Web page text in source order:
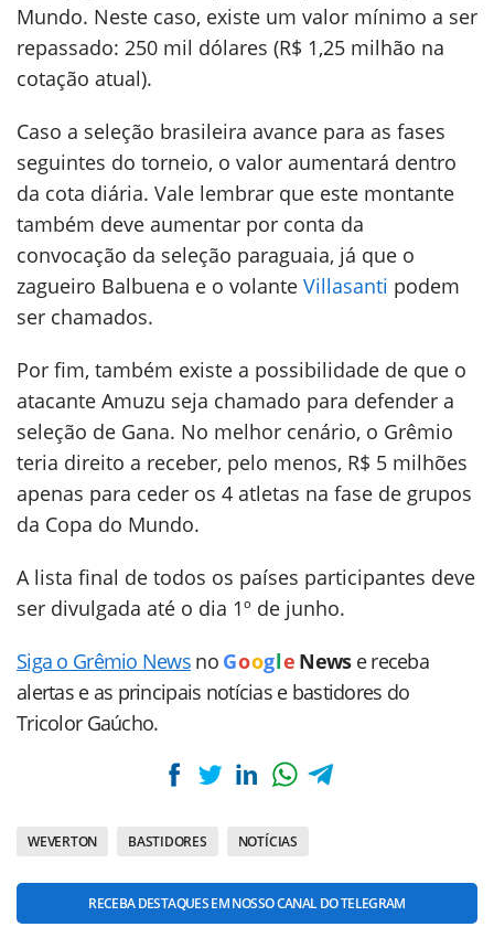
Mundo. Neste caso, existe um valor mínimo a ser
repassado: 250 mil dólares (R$ 1,25 milhão na
cotação atual).
Caso a seleção brasileira avance para as fases
seguintes do torneio, o valor aumentará dentro
da cota diária. Vale lembrar que este montante
também deve aumentar por conta da
convocação da seleção paraguaia, já que o
zagueiro Balbuena e o volante Villasanti podem
ser chamados.
Por fim, também existe a possibilidade de que o
atacante Amuzu seja chamado para defender a
seleção de Gana. No melhor cenário, o Grêmio
teria direito a receber, pelo menos, R$ 5 milhões
apenas para ceder os 4 atletas na fase de grupos
da Copa do Mundo.
A lista final de todos os países participantes deve
ser divulgada até o dia 1º de junho.
Siga o Grêmio News no Goog le News e receba
alertas e as principais notícias e bastidores do
Tricolor Gaúcho.
WEVERTON BASTIDORES NOTÍCIAS
RECEBA DESTAQUES EM NOSSO CANAL DO TELEGRAM